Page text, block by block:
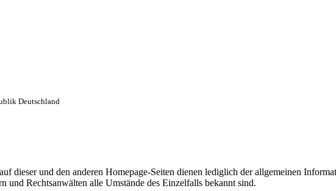
Deutschland
dieser und den anderen Homepage-Seiten dienen lediglich der allgemeinen
und Rechtsanwälten alle Umstände des Einzelfalls bekannt sind.